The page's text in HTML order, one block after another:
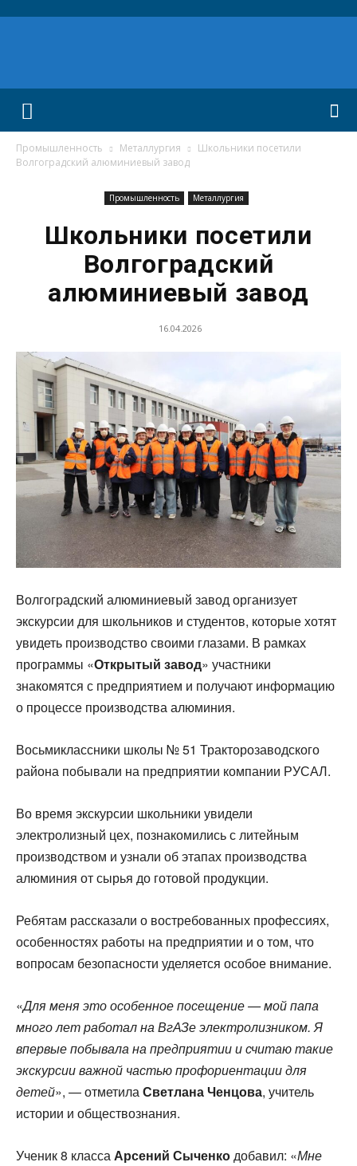
Промышленность Металлургия
Школьники посетили
Волгоградский алюминиевый завод
Промышленность Металлургия
Школьники посетили
Волгоградский
алюминиевый завод
16.04.2026
Волгоградский алюминиевый завод организует
экскурсии для школьников и студентов, которые хотят
увидеть производство своими глазами. В рамках
программы «Открытый завод» участники
знакомятся с предприятием и получают информацию
о процессе производства алюминия.
Восьмиклассники школы № 51 Тракторозаводского
района побывали на предприятии компании РУСАЛ.
Во время экскурсии школьники увидели
электролизный цех, познакомились с литейным
производством и узнали об этапах производства
алюминия от сырья до готовой продукции.
Ребятам рассказали о востребованных профессиях,
особенностях работы на предприятии и о том, что
вопросам безопасности уделяется особое внимание.
«Для меня это особенное посещение — мой папа
много лет работал на ВгАЗе электролизником. Я
впервые побывала на предприятии и считаю такие
экскурсии важной частью профориентации для
детей», — отметилаСветлана Ченцова, учитель
истории и обществознания.
Ученик 8 классаАрсений Сыченкодобавил: «Мне